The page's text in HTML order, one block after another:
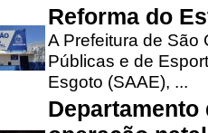
Reforma do
A Prefeitura de São
Públicas e de
Esgoto (SAAE), ...